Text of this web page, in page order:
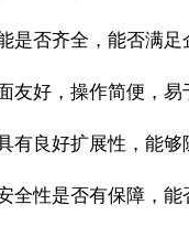
是否齐全，能否满
友好，操作简便，易
有良好扩展性，能够
全性是否有保障，能